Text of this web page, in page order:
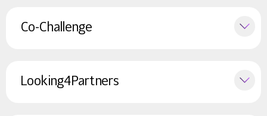
Co-Challenge
Looking4Partners